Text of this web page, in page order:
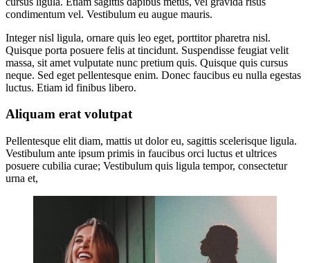
condimentum vel. Vestibulum eu augue mauris.
Integer nisl ligula, ornare quis leo eget, porttitor pharetra nisl.
Quisque porta posuere felis at tincidunt. Suspendisse feugiat velit
massa, sit amet vulputate nunc pretium quis. Quisque quis cursus
neque. Sed eget pellentesque enim. Donec faucibus eu nulla egestas
luctus. Etiam id finibus libero.
Aliquam erat volutpat
Pellentesque elit diam, mattis ut dolor eu, sagittis scelerisque ligula.
Vestibulum ante ipsum primis in faucibus orci luctus et ultrices
posuere cubilia curae; Vestibulum quis ligula tempor, consectetur
urna et,